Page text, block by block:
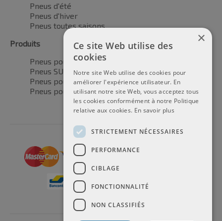
Pneus d'été
Pneus d'hiver
Pneus toutes saisons
Produits
Pneus pour voitures
Pneus SUV / 4x4
Pneus pour camionnettes
Pneus pour motos
×
Ce site Web utilise des
cookies
Notre site Web utilise des cookies pour
améliorer l'expérience utilisateur. En
utilisant notre site Web, vous acceptez tous
les cookies conformément à notre Politique
relative aux cookies. En savoir plus
STRICTEMENT NÉCESSAIRES
PERFORMANCE
CIBLAGE
FONCTIONNALITÉ
NON CLASSIFIÉS